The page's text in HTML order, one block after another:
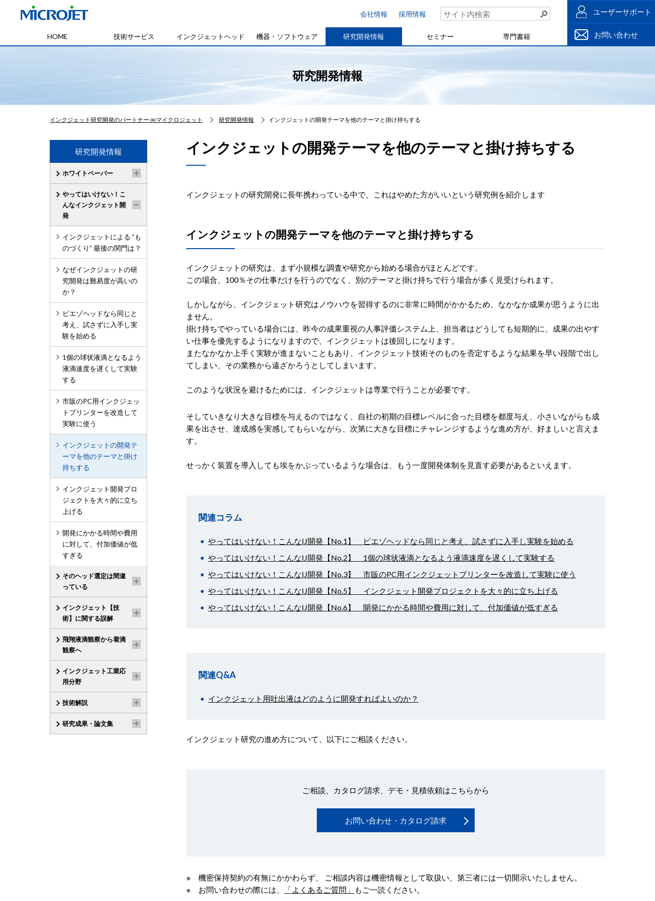
会社情報 採用情報
HOME 技術サービス インクジェットヘッド 機器・ソフトウェア 研究開発情報 セミナー 専門書籍
ユーザーサポート
お問い合わせ
研究開発情報
インクジェット研究開発のパートナー ㈱マイクロジェット 研究開発情報 インクジェットの開発テーマを他のテーマと掛け持ちする
インクジェットの開発テーマを他のテーマと掛け持ちする
インクジェットの研究開発に長年携わっている中で、これはやめた方がいいという研究例を紹介します
インクジェットの開発テーマを他のテーマと掛け持ちする
インクジェットの研究は、まず小規模な調査や研究から始める場合がほとんどです。
この場合、100％その仕事だけを行うのでなく、別のテーマと掛け持ちで行う場合が多く見受けられます。
しかしながら、インクジェット研究はノウハウを習得するのに非常に時間がかかるため、なかなか成果が思うように出
ません。
掛け持ちでやっている場合には、昨今の成果重視の人事評価システム上、担当者はどうしても短期的に、成果の出やす
い仕事を優先するようになりますので、インクジェットは後回しになります。
またなかなか上手く実験が進まないこともあり、インクジェット技術そのものを否定するような結果を早い段階で出し
てしまい、その業務から遠ざかろうとしてしまいます。
このような状況を避けるためには、インクジェットは専業で行うことが必要です。
そしていきなり大きな目標を与えるのではなく、自社の初期の目標レベルに合った目標を都度与え、小さいながらも成
果を出させ、達成感を実感してもらいながら、次第に大きな目標にチャレンジするような進め方が、好ましいと言えま
す。
せっかく装置を導入しても埃をかぶっているような場合は、もう一度開発体制を見直す必要があるといえます。
関連コラム
やってはいけない！こんなIJ開発【No.1】 ピエゾヘッドなら同じと考え、試さずに入手し実験を始める
やってはいけない！こんなIJ開発【No.2】 1個の球状液滴となるよう液滴速度を遅くして実験する
やってはいけない！こんなIJ開発【No.3】 市販のPC用インクジェットプリンターを改造して実験に使う
やってはいけない！こんなIJ開発【No.5】 インクジェット開発プロジェクトを大々的に立ち上げる
やってはいけない！こんなIJ開発【No.6】 開発にかかる時間や費用に対して、付加価値が低すぎる
関連Q&A
インクジェット用吐出液はどのように開発すればよいのか？
インクジェット研究の進め方について、以下にご相談ください。
ご相談、カタログ請求、デモ・見積依頼はこちらから
お問い合わせ・カタログ請求
※ 機密保持契約の有無にかかわらず、 ご相談内容は機密情報として取扱い、第三者には一切開示いたしません。
※ お問い合わせの際には、
「よくあるご質問」 もご一読ください。
研究開発情報
ホワイトペーパー
やってはいけない！こ
んなインクジェット開
発
インクジェットによる ”も
のづくり” 最後の関門は？
なぜインクジェットの研
究開発は難易度が高いの
か？
ピエゾヘッドなら同じと
考え、試さずに入手し実
験を始める
1個の球状液滴となるよう
液滴速度を遅くして実験
する
市販のPC用インクジェッ
トプリンターを改造して
実験に使う
インクジェットの開発テ
ーマを他のテーマと掛け
持ちする
インクジェット開発プロ
ジェクトを大々的に立ち
上げる
開発にかかる時間や費用
に対して、付加価値が低
すぎる
そのヘッド選定は間違
っている
インクジェット【技
術】に関する誤解
飛翔液滴観察から着滴
観察へ
インクジェット工業応
用分野
技術解説
研究成果・論文集